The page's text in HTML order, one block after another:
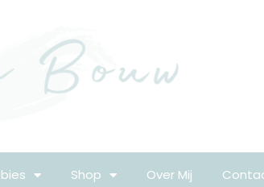
Shop Over Mij